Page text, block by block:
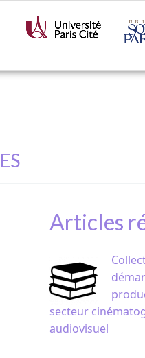
Articles
secteur
audiovisuel